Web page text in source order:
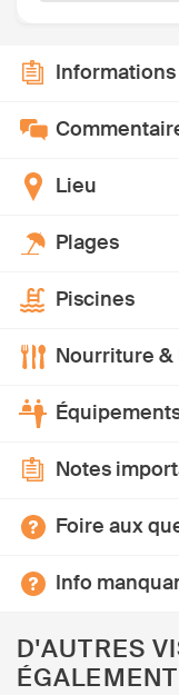
Lieu
Plages
Piscines
Nourriture &
Notes
Foire aux
Info
D'AUTRES